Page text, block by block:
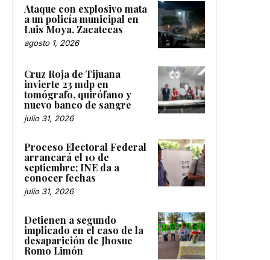
Ataque con explosivo mata
a un policía municipal en
Luis Moya, Zacatecas
agosto 1, 2026
Cruz Roja de Tijuana
invierte 23 mdp en
tomógrafo, quirófano y
nuevo banco de sangre
julio 31, 2026
Proceso Electoral Federal
arrancará el 10 de
septiembre; INE da a
conocer fechas
julio 31, 2026
Detienen a segundo
implicado en el caso de la
desaparición de Jhosue
Romo Limón